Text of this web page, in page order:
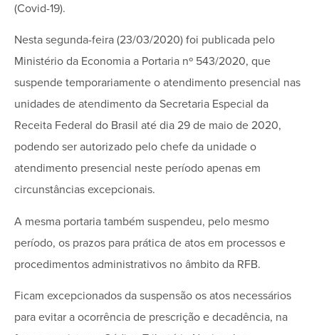
(Covid-19).
Nesta segunda-feira (23/03/2020) foi publicada pelo
Ministério da Economia a Portaria nº 543/2020, que
suspende temporariamente o atendimento presencial nas
unidades de atendimento da Secretaria Especial da
Receita Federal do Brasil até dia 29 de maio de 2020,
podendo ser autorizado pelo chefe da unidade o
atendimento presencial neste período apenas em
circunstâncias excepcionais.
A mesma portaria também suspendeu, pelo mesmo
período, os prazos para prática de atos em processos e
procedimentos administrativos no âmbito da RFB.
Ficam excepcionados da suspensão os atos necessários
para evitar a ocorrência de prescrição e decadência, na